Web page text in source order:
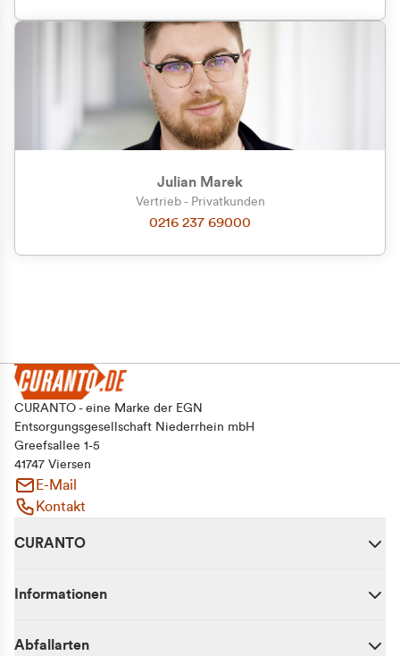
Julian Marek
Vertrieb - Privatkunden
0216 237 69000
CURANTO - eine Marke der EGN
Entsorgungsgesellschaft Niederrhein mbH
Greefsallee 1-5
41747 Viersen
E-Mail
Kontakt
CURANTO
Informationen
Abfallarten